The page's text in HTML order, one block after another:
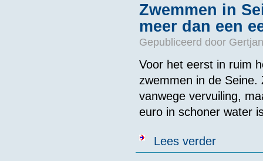
Zwemmen in
meer dan een
Gepubliceerd door
Voor het eerst in ruim
zwemmen in de Seine.
vanwege vervuiling,
euro in schoner water
Lees verderover